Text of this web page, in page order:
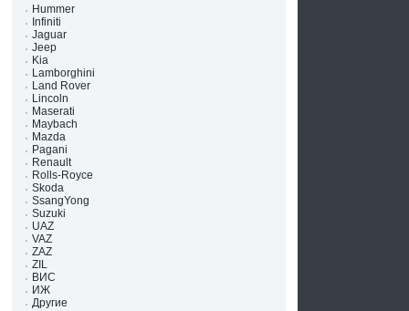
Hummer
Infiniti
Jaguar
Jeep
Kia
Lamborghini
Land Rover
Lincoln
Maserati
Maybach
Mazda
Pagani
Renault
Rolls-Royce
Skoda
SsangYong
Suzuki
UAZ
VAZ
ZAZ
ZIL
ВИС
ИЖ
Другие